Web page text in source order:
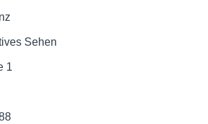
Sehen
1